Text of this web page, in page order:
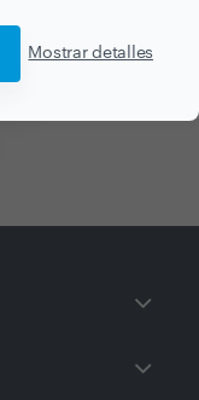
Mostrar detalles